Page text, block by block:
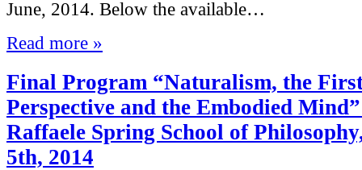
June, 2014. Below the available…
Read more »
Final Program “Naturalism, the
Perspective and the Embodied
Raffaele Spring School of
5th, 2014